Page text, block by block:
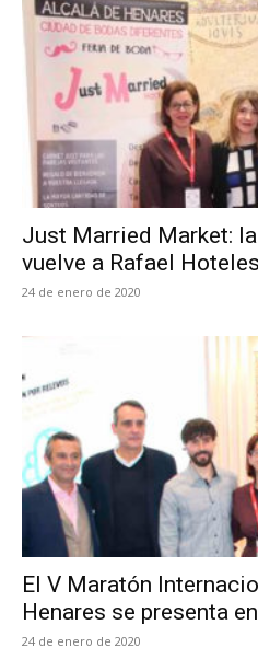
Just Married Market:
vuelve a Rafael
24 de enero de 2020
El V Maratón
Henares se presenta
24 de enero de 2020